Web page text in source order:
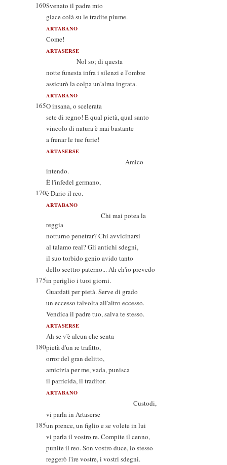
160Svenato il padre mio
giace colà su le tradite piume.
ARTABANO
Come!
ARTASERSE
Nol so; di questa
notte funesta infra i silenzi e l'ombre
assicurò la colpa un'alma ingrata.
ARTABANO
165O insana, o scelerata
sete di regno! E qual pietà, qual santo
vincolo di natura è mai bastante
a frenar le tue furie!
ARTASERSE
Amico
intendo.
È l'infedel germano,
170è Dario il reo.
ARTABANO
Chi mai potea la
reggia
notturno penetrar? Chi avvicinarsi
al talamo real? Gli antichi sdegni,
il suo torbido genio avido tanto
dello scettro paterno... Ah ch'io prevedo
175in periglio i tuoi giorni.
Guardati per pietà. Serve di grado
un eccesso talvolta all'altro eccesso.
Vendica il padre tuo, salva te stesso.
ARTASERSE
Ah se v'è alcun che senta
180pietà d'un re trafitto,
orror del gran delitto,
amicizia per me, vada, punisca
il parricida, il traditor.
ARTABANO
Custodi,
vi parla in Artaserse
185un prence, un figlio e se volete in lui
vi parla il vostro re. Compite il cenno,
punite il reo. Son vostro duce, io stesso
reggerò l'ire vostre, i vostri sdegni.